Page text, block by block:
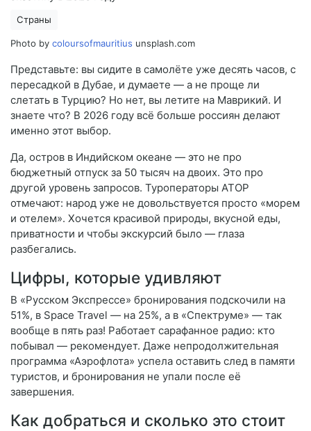
Страны
Photo by coloursofmauritius unsplash.com
Представьте: вы сидите в самолёте уже десять часов, с
пересадкой в Дубае, и думаете — а не проще ли
слетать в Турцию? Но нет, вы летите на Маврикий. И
знаете что? В 2026 году всё больше россиян делают
именно этот выбор.
Да, остров в Индийском океане — это не про
бюджетный отпуск за 50 тысяч на двоих. Это про
другой уровень запросов. Туроператоры АТОР
отмечают: народ уже не довольствуется просто «морем
и отелем». Хочется красивой природы, вкусной еды,
приватности и чтобы экскурсий было — глаза
разбегались.
Цифры, которые удивляют
В «Русском Экспрессе» бронирования подскочили на
51%, в Space Travel — на 25%, а в «Спектруме» — так
вообще в пять раз! Работает сарафанное радио: кто
побывал — рекомендует. Даже непродолжительная
программа «Аэрофлота» успела оставить след в памяти
туристов, и бронирования не упали после её
завершения.
Как добраться и сколько это стоит